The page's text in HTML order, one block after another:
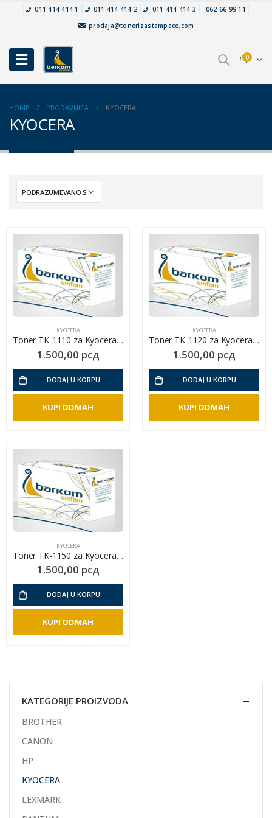
011 414 414 1 011 414 414 2 011 414 414 3
062 66 99 11
prodaja@tonerizastampace.com
0
HOME PRODAVNICA KYOCERA
KYOCERA
KYOCERA
Toner TK-1110 za Kyocera FS-1040 / FS-1020 MFP / FS-1120 MFP
1.500,00 рсд
DODAJ U KORPU
KUPI ODMAH
KYOCERA
Toner TK-1120 za Kyocera FS-1060 / 1025MFP / 1125MFP
1.500,00 рсд
DODAJ U KORPU
KUPI ODMAH
KYOCERA
Toner TK-1150 za Kyocera M2135 / M2635 / M2735
1.500,00 рсд
DODAJ U KORPU
KUPI ODMAH
KATEGORIJE PROIZVODA
BROTHER
CANON
HP
KYOCERA
LEXMARK